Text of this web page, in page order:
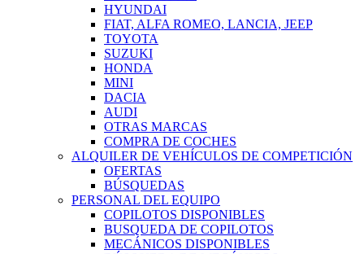
HYUNDAI
FIAT, ALFA ROMEO, LANCIA, JEEP
TOYOTA
SUZUKI
HONDA
MINI
DACIA
AUDI
OTRAS MARCAS
COMPRA DE COCHES
ALQUILER DE VEHÍCULOS DE COMPETICIÓN
OFERTAS
BÚSQUEDAS
PERSONAL DEL EQUIPO
COPILOTOS DISPONIBLES
BUSQUEDA DE COPILOTOS
MECÁNICOS DISPONIBLES